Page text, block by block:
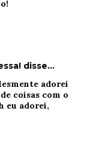
disse…
adorei
coisas com o
eu adorei,